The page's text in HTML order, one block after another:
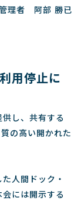
理者 阿部 勝已
用停止に
し、共有する
の高い開かれた
人間ドック・
には開示する